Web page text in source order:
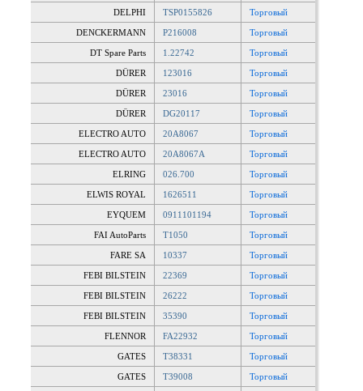
DELPHI TSP0155826 Торговый
DENCKERMANN P216008 Торговый
DT Spare Parts 1.22742 Торговый
DÜRER 123016 Торговый
DÜRER 23016 Торговый
DÜRER DG20117 Торговый
ELECTRO AUTO 20A8067 Торговый
ELECTRO AUTO 20A8067A Торговый
ELRING 026.700 Торговый
ELWIS ROYAL 1626511 Торговый
EYQUEM 0911101194 Торговый
FAI AutoParts T1050 Торговый
FARE SA 10337 Торговый
FEBI BILSTEIN 22369 Торговый
FEBI BILSTEIN 26222 Торговый
FEBI BILSTEIN 35390 Торговый
FLENNOR FA22932 Торговый
GATES T38331 Торговый
GATES T39008 Торговый